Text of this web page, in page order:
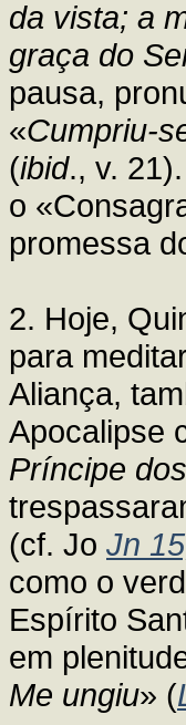
da vista; a
graça do
pausa,
«Cumpriu-
(ibid., v.
o
promessa
2. Hoje,
para
Aliança,
Apocalipse
Príncipe
(cf. Jo Jn
como o
Espírito
em
Me ungiu» (